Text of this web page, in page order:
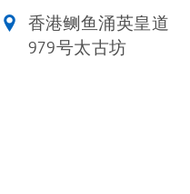
香港鲗鱼涌英皇道
979号太古坊